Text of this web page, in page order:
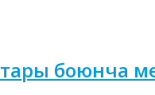
боюнча